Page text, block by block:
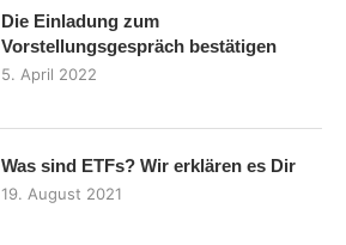
Die Einladung zum
Vorstellungsgespräch bestätigen
5. April 2022
Was sind ETFs? Wir erklären es Dir
19. August 2021